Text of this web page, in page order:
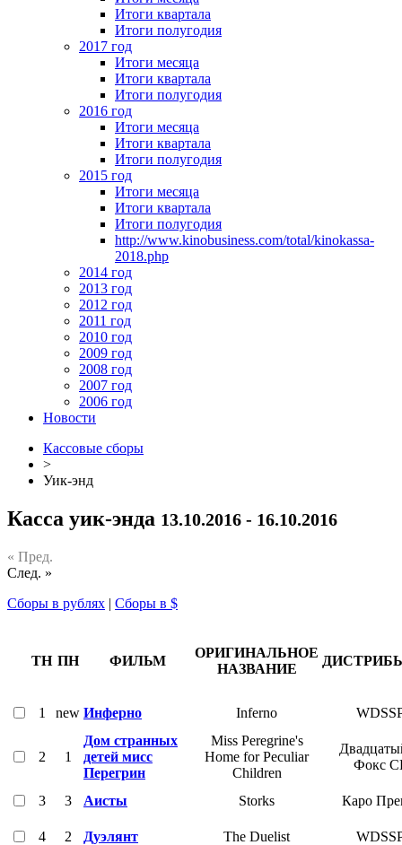
Итоги квартала
Итоги полугодия
2017 год
Итоги месяца
Итоги квартала
Итоги полугодия
2016 год
Итоги месяца
Итоги квартала
Итоги полугодия
2015 год
Итоги месяца
Итоги квартала
Итоги полугодия
http://www.kinobusiness.com/total/kinokassa-
2018.php
2014 год
2013 год
2012 год
2011 год
2010 год
2009 год
2008 год
2007 год
2006 год
Новости
Кассовые сборы
>
Уик-энд
Касса уик-энда 13.10.2016 - 16.10.2016
« Пред.
След. »
Сборы в рублях | Сборы в $
ТН ПН ФИЛЬМ
ОРИГИНАЛЬНОЕ
НАЗВАНИЕ
1 new Инферно Inferno
2 1
Дом странных
детей мисс
Перегрин
Miss Peregrine's
Home for Peculiar
Children
Фокс
3 3 Аисты Storks Каро
4 2 Дуэлянт The Duelist